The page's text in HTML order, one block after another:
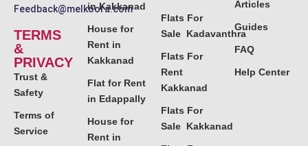
Feedback@melkoora.com
TERMS
&
PRIVACY
Trust &
Safety
Terms of
Service
in Kakkanad
House for
Rent in
Kakkanad
Flat for Rent
in Edappally
House for
Rent in
Flats For
Sale Kadavanthra
Flats For
Rent
Kakkanad
Flats For
Sale Kakkanad
Articles
Guides
FAQ
Help Center